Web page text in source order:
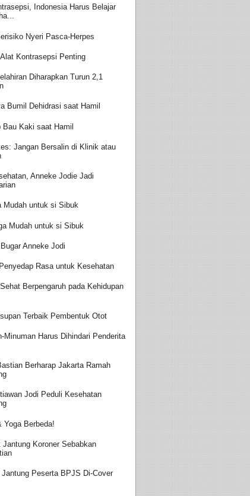
Indonesia Harus Belajar
Nyeri Pasca-Herpes
Kontrasepsi Penting
Diharapkan Turun 2,1
Bumil Dehidrasi saat Hamil
Bau Kaki saat Hamil
Jangan Bersalin di Klinik atau
Anneke Jodie Jadi
Mudah untuk si Sibuk
Mudah untuk si Sibuk
Anneke Jodi
Rasa untuk Kesehatan
Berpengaruh pada Kehidupan
Terbaik Pembentuk Otot
Minuman Harus Dihindari Penderita
Berharap Jakarta Ramah
Jodi Peduli Kesehatan
Yoga Berbeda!
Jantung Koroner Sebabkan
Jantung Peserta BPJS Di-Cover